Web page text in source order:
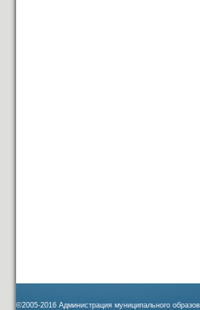
©2005-2016 Администрация муниципального